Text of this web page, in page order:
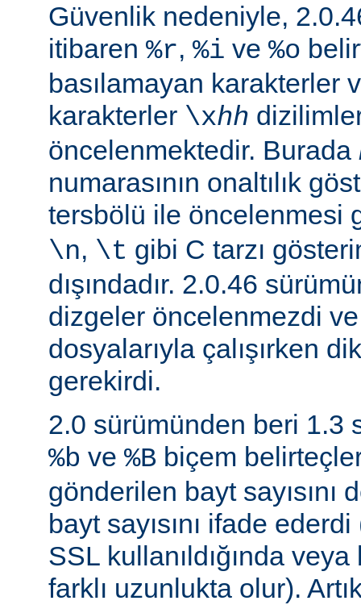
Güvenlik nedeniyle,
itibaren %r, %i ve %o
basılamayan karakterler
karakterler \xhh
öncelenmektedir. Burada
numarasının onaltılık
tersbölü ile öncelenmesi
\n, \t gibi C tarzı
dışındadır. 2.0.46
dizgeler öncelenmezdi
dosyalarıyla çalışırken
gerekirdi.
2.0 sürümünden beri 1.3
%b ve %B biçem
gönderilen bayt sayısını
bayt sayısını ifade
SSL kullanıldığında
farklı uzunlukta olur).